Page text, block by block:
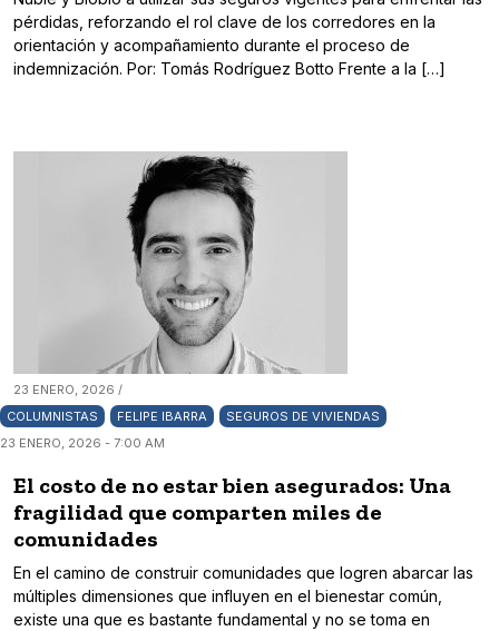
pérdidas, reforzando el rol clave de los corredores en la
orientación y acompañamiento durante el proceso de
indemnización. Por: Tomás Rodríguez Botto Frente a la […]
23 ENERO, 2026 /
COLUMNISTAS
FELIPE IBARRA
SEGUROS DE VIVIENDAS
23 ENERO, 2026 - 7:00 AM
El costo de no estar bien asegurados: Una
fragilidad que comparten miles de
comunidades
En el camino de construir comunidades que logren abarcar las
múltiples dimensiones que influyen en el bienestar común,
existe una que es bastante fundamental y no se toma en